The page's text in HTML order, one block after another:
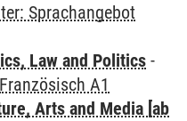
Sprachangebot
Law and Politics -
Französisch A1
Arts and Media [ab